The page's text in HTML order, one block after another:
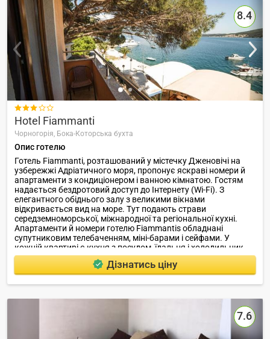
Інтернету - організація весіль та інших урочистостей -
організація екскурсій - банкетний сервіс - послуги водія -
room-service Розваги і спорт: - фітнес центр Для дітей: -
надаються дитячі ліжечка - мультфільми - іграшки Chicco на
пляжі Ресторани, бари: - бар - ресторан, пропонує гостям
страви національної кухні, барбекю і страви з
морепродуктів - кафе пляж: - приватний - 10 м від
комплексу - парасолі, шезлонги, душ, туалети на пляжі .
8.4

Hotel Fiammanti
Чорногорія, Бока-Которська бухта
Опис готелю
Готель Fiammanti, розташований у містечку Дженовічі на
узбережжі Адріатичного моря, пропонує яскраві номери й
апартаменти з кондиціонером і ванною кімнатою. Гостям
надається бездротовий доступ до Інтернету (Wi-Fi). З
елегантного обіднього залу з великими вікнами
відкривається вид на море. Тут подають страви
середземноморської, міжнародної та регіональної кухні.
Апартаменти й номери готелю Fiammantis обладнані
супутниковим телебаченням, міні-барами і сейфами. У
кожній квартирі є кухня з посудом, їдальня і холодильник.
Гості можуть скористатися послугами цілодобової стійки
реєстрації гостей та орендувати велосипеди.
Дізнатись ціну
7.6